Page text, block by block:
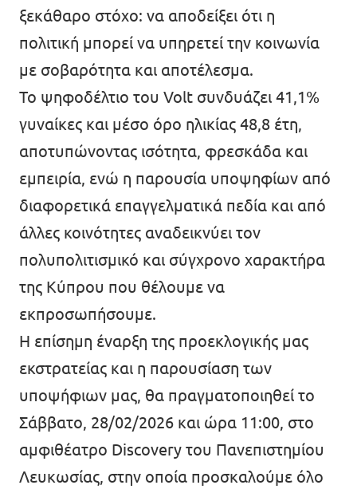
ξεκάθαρο στόχο: να αποδείξει ότι η
πολιτική μπορεί να υπηρετεί την κοινωνία
με σοβαρότητα και αποτέλεσμα.
Το ψηφοδέλτιο του Volt συνδυάζει 41,1%
γυναίκες και μέσο όρο ηλικίας 48,8 έτη,
αποτυπώνοντας ισότητα, φρεσκάδα και
εμπειρία, ενώ η παρουσία υποψηφίων από
διαφορετικά επαγγελματικά πεδία και από
άλλες κοινότητες αναδεικνύει τον
πολυπολιτισμικό και σύγχρονο χαρακτήρα
της Κύπρου που θέλουμε να
εκπροσωπήσουμε.
Η επίσημη έναρξη της προεκλογικής μας
εκστρατείας και η παρουσίαση των
υποψήφιων μας, θα πραγματοποιηθεί το
Σάββατο, 28/02/2026 και ώρα 11:00, στο
αμφιθέατρο Discovery του Πανεπιστημίου
Λευκωσίας, στην οποία προσκαλούμε όλο